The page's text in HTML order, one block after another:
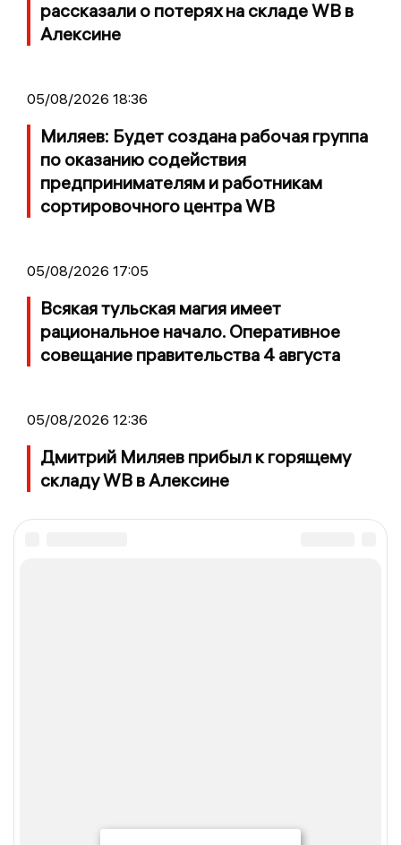
рассказали о потерях на складе WB в
Алексине
05/08/2026 18:36
Миляев: Будет создана рабочая группа
по оказанию содействия
предпринимателям и работникам
сортировочного центра WB
05/08/2026 17:05
Всякая тульская магия имеет
рациональное начало. Оперативное
совещание правительства 4 августа
05/08/2026 12:36
Дмитрий Миляев прибыл к горящему
складу WB в Алексине